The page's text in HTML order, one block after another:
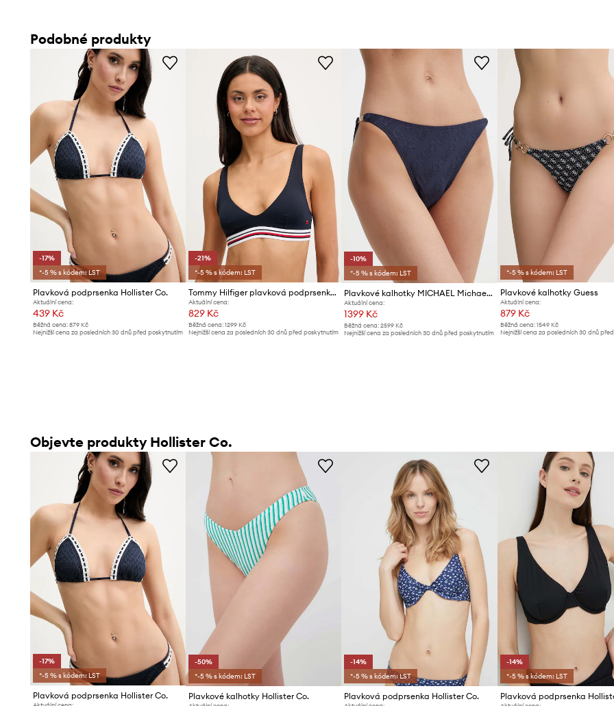
Podobné produkty
-17%
*-5 % s kódem: LST
Plavková podprsenka Hollister Co.
Aktuální cena:
439 Kč
Běžná cena: 879 Kč
Nejnižší cena za posledních 30 dnů před poskytnutím
-21%
*-5 % s kódem: LST
Tommy Hilfiger plavková podprsenka dámská
Aktuální cena:
829 Kč
Běžná cena:1299 Kč
Nejnižší cena za posledních 30 dnů před poskytnutím
-10%
*-5 % s kódem: LST
Plavkové kalhotky MICHAEL Michael Kors STRING BIKINI BOTTOM
Aktuální cena:
1399 Kč
Běžná cena: 2599 Kč
Nejnižší cena za posledních 30 dnů před poskytnutím
*-5 % s kódem: LST
Plavkové kalhotky Guess
Aktuální cena:
879 Kč
Běžná cena: 1549 Kč
Nejnižší cena za posledních 30 dnů
Objevte produkty Hollister Co.
-17%
*-5 % s kódem: LST
Plavková podprsenka Hollister Co.
-50%
*-5 % s kódem: LST
Plavkové kalhotky Hollister Co.
-14%
*-5 % s kódem: LST
Plavková podprsenka Hollister Co.
-14%
*-5 % s kódem: LST
Plavková podprsenka